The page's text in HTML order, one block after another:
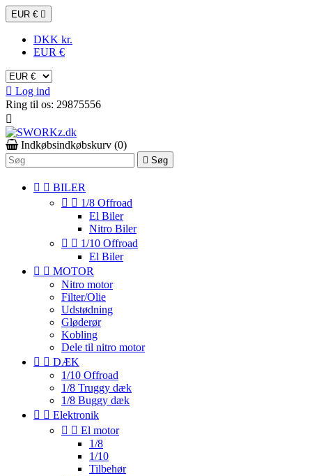
EUR € 
DKK kr.
EUR €
 Log ind
Ring til os: 29875556

Indkøbsindkøbskurv (0)
 Søg
  BILER
  1/8 Offroad
El Biler
Nitro Biler
  1/10 Offroad
El Biler
  MOTOR
Nitro motor
Filter/Olie
Udstødning
Gløderør
Kobling
Dele til nitro motor
  DÆK
1/10 Offroad
1/8 Truggy dæk
1/8 Buggy dæk
  Elektronik
  El motor
1/8
1/10
Tilbehør